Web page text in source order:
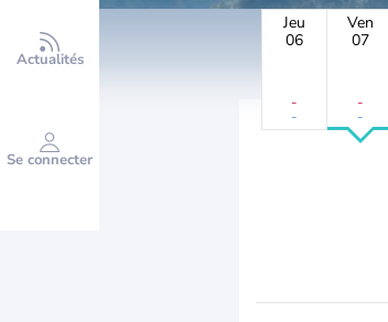
Actualités
Se connecter
Jeu
06
-
-
Ven
07
-
-